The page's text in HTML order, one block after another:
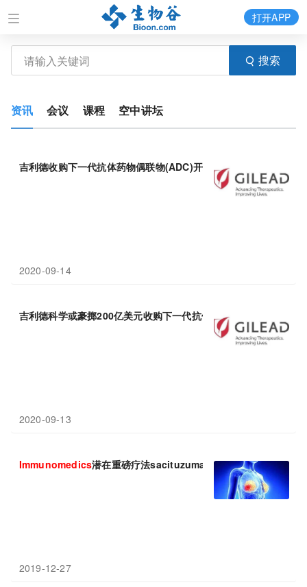
搜索
打开APP
资讯 会议 课程 空中讲坛
吉利德收购下一代抗体药物偶联物(ADC)开发商Immunomedics
2020-09-14
吉利德科学或豪掷200亿美元收购下一代抗体药物偶联物(ADC)开
2020-09-13
Immunomedics潜在重磅疗法sacituzumab govitecan在美国进
2019-12-27